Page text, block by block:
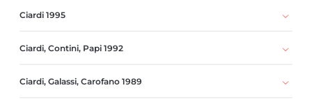
Ciardi 1995
Ciardi, Contini, Papi 1992
Ciardi, Galassi, Carofano 1989